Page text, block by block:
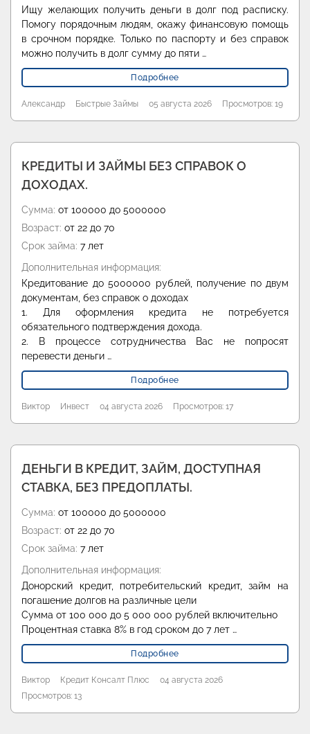
Ищу желающих получить деньги в долг под расписку.
Помогу порядочным людям, окажу финансовую помощь
в срочном порядке. Только по паспорту и без справок
можно получить в долг сумму до пяти …
Подробнее
Александр Быстрые Займы 05 августа 2026 Просмотров: 19
КРЕДИТЫ И ЗАЙМЫ БЕЗ СПРАВОК О
ДОХОДАХ.
Сумма: от 100000 до 5000000
Возраст: от 22 до 70
Срок займа: 7 лет
Дополнительная информация:
Кредитование до 5000000 рублей, получение по двум
документам, без справок о доходах
1. Для оформления кредита не потребуется
обязательного подтверждения дохода.
2. В процессе сотрудничества Вас не попросят
перевести деньги …
Подробнее
Виктор Инвест 04 августа 2026 Просмотров: 17
ДЕНЬГИ В КРЕДИТ, ЗАЙМ, ДОСТУПНАЯ
СТАВКА, БЕЗ ПРЕДОПЛАТЫ.
Сумма: от 100000 до 5000000
Возраст: от 22 до 70
Срок займа: 7 лет
Дополнительная информация:
Донорский кредит, потребительский кредит, займ на
погашение долгов на различные цели
Сумма от 100 000 до 5 000 000 рублей включительно
Процентная ставка 8% в год сроком до 7 лет …
Подробнее
Виктор Кредит Консалт Плюс
04 августа 2026
Просмотров: 13